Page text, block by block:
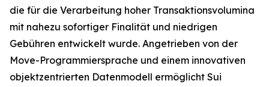
die für die Verarbeitung hoher Transaktionsvolumina
mit nahezu sofortiger Finalität und niedrigen
Gebühren entwickelt wurde. Angetrieben von der
Move-Programmiersprache und einem innovativen
objektzentrierten Datenmodell ermöglicht Sui